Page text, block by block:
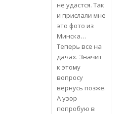
не удастся. Так
и прислали мне
это фото из
Минска…
Теперь все на
дачах. Значит
к этому
вопросу
вернусь позже.
А узор
попробую в